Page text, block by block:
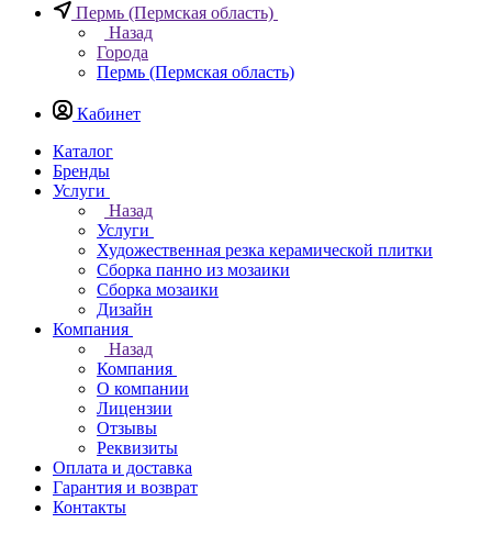
Пермь (Пермская область)
Назад
Города
Пермь (Пермская область)
Кабинет
Каталог
Бренды
Услуги
Назад
Услуги
Художественная резка керамической плитки
Сборка панно из мозаики
Сборка мозаики
Дизайн
Компания
Назад
Компания
О компании
Лицензии
Отзывы
Реквизиты
Оплата и доставка
Гарантия и возврат
Контакты